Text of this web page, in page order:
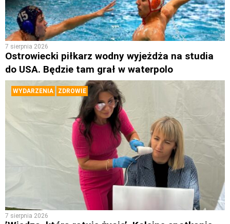
7 sierpnia 2026
Ostrowiecki piłkarz wodny wyjeżdża na studia
do USA. Będzie tam grał w waterpolo
WYDARZENIA ZDROWIE
7 sierpnia 2026